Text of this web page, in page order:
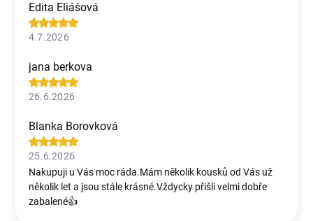
Edita Eliášová
4.7.2026
jana berkova
26.6.2026
Blanka Borovková
25.6.2026
Nakupuji u Vás moc ráda.Mám několik kousků od Vás už
několik let a jsou stále krásné.Vždycky přišli velmi dobře
zabalené👍